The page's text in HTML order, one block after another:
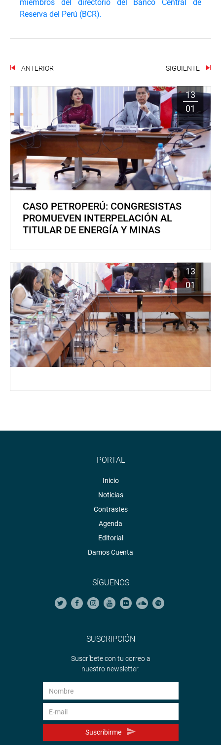
miembros del directorio del Banco Central de
Reserva del Perú (BCR).
ANTERIOR SIGUIENTE
13
01
CASO PETROPERÚ: CONGRESISTAS
PROMUEVEN INTERPELACIÓN AL
TITULAR DE ENERGÍA Y MINAS
13
01
PORTAL
Inicio
Noticias
Contrastes
Agenda
Editorial
Damos Cuenta
SÍGUENOS
SUSCRIPCIÓN
Suscríbete con tu correo a
nuestro newsletter.
Suscribirme